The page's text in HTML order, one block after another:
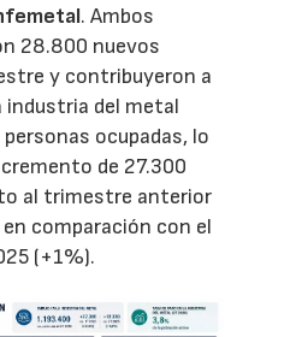
. Ambos
28.800 nuevos
y contribuyeron a
industria del metal
ocupadas, lo
de 27.300
al trimestre anterior
comparación con el
(+1%).